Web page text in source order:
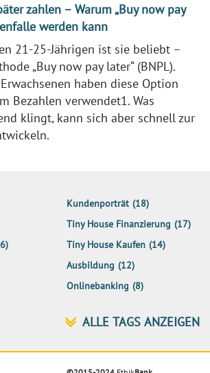
zahlen – Warum „Buy now pay
werden kann
21-25-Jährigen ist sie beliebt –
„Buy now pay later“ (BNPL).
haben diese Option
Bezahlen verwendet1. Was
klingt, kann sich aber schnell zur
Kundenporträt (18)
Tiny House Finanzierung (17)
Tiny House Kaufen (14)
Ausbildung (12)
Onlinebanking (8)